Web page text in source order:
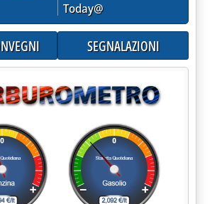
Today@
SEGNALAZIONI